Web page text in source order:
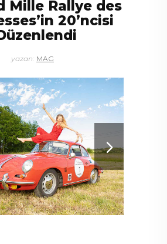
Mille Rallye des
20’ncisi
yazan: MAG